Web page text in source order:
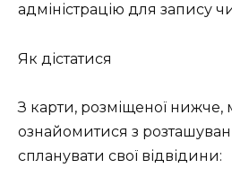
адміністрацію для запису
Як дістатися
З карти, розміщеної нижче,
ознайомитися з
спланувати свої відвідини: